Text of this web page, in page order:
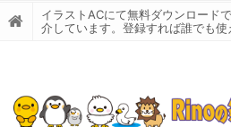
イラストACにて無料ダウンロード
介しています。登録すれば誰でも使